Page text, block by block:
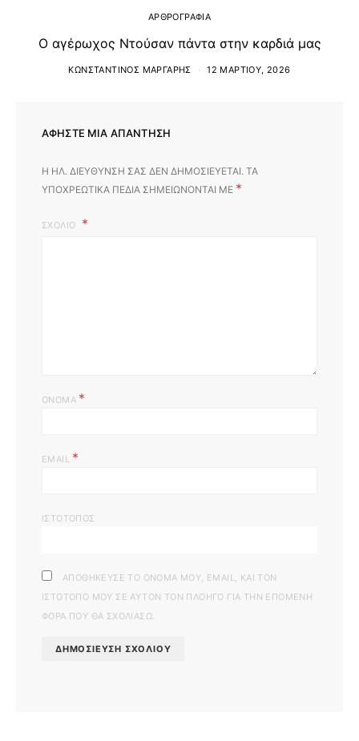
ΑΡΘΡΟΓΡΑΦΙΑ
Ο αγέρωχος Ντούσαν πάντα στην καρδιά μας
ΚΩΝΣΤΑΝΤΊΝΟΣ ΜΆΡΓΑΡΗΣ 12 ΜΑΡΤΊΟΥ, 2026
ΑΦΉΣΤΕ ΜΙΑ ΑΠΆΝΤΗΣΗ
Η ΗΛ. ΔΙΕΎΘΥΝΣΗ ΣΑΣ ΔΕΝ ΔΗΜΟΣΙΕΎΕΤΑΙ. ΤΑ
ΥΠΟΧΡΕΩΤΙΚΆ ΠΕΔΊΑ ΣΗΜΕΙΏΝΟΝΤΑΙ ΜΕ *
ΣΧΌΛΙΟ
ΌΝΟΜΑ *
EMAIL *
ΙΣΤΌΤΟΠΟΣ
ΑΠΟΘΉΚΕΥΣΕ ΤΟ ΌΝΟΜΆ ΜΟΥ, EMAIL, ΚΑΙ ΤΟΝ
ΙΣΤΌΤΟΠΟ ΜΟΥ ΣΕ ΑΥΤΌΝ ΤΟΝ ΠΛΟΗΓΌ ΓΙΑ ΤΗΝ ΕΠΌΜΕΝΗ
ΦΟΡΆ ΠΟΥ ΘΑ ΣΧΟΛΙΆΣΩ.